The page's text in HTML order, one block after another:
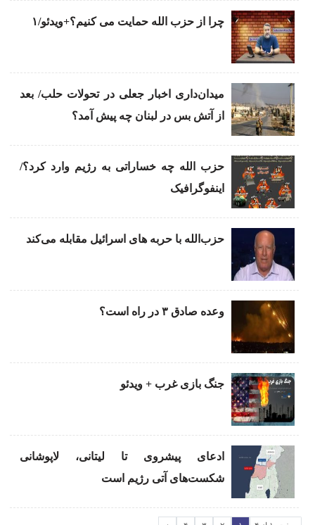
چرا از حزب الله حمایت می کنیم؟+ویدئو/۱
میدان‌داری اخبار جعلی در تحولات حلب/ بعد
از آتش بس در لبنان چه پیش آمد؟
حزب الله چه خساراتی به رژیم وارد کرد؟/
اینفوگرافیک
حزب‌الله با حربه های اسرائیل مقابله می‌کند
وعده صادق ۳ در راه است؟
جنگ بازی غرب + ویدئو
ادعای پیشروی تا لیتانی، لاپوشانی
شکست‌های آتی رژیم است